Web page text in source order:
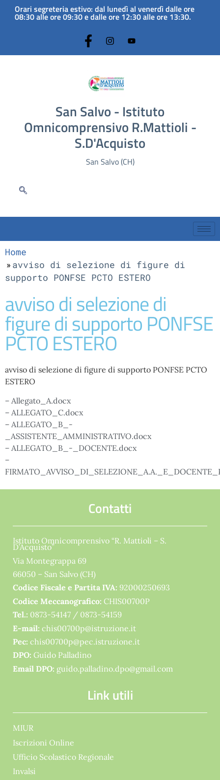
Orari segreteria estivo: dal lunedì al venerdì dalle ore
08:30 alle ore 09:30 e dalle ore 12:30 alle ore 13:30.
San Salvo - Istituto
Omnicomprensivo R.Mattioli -
S.D'Acquisto
San Salvo (CH)
Home
avviso di selezione di figure di
supporto PONFSE PCTO ESTERO
avviso di selezione di
figure di supporto PONFSE
PCTO ESTERO
avviso di selezione di figure di supporto PONFSE PCTO
ESTERO
– Allegato_A.docx
– ALLEGATO_C.docx
– ALLEGATO_B_-
_ASSISTENTE_AMMINISTRATIVO.docx
– ALLEGATO_B_-_DOCENTE.docx
–
Contatti
Istituto Omnicomprensivo “R. Mattioli – S.
D’Acquisto”
Via Montegrappa 69
66050 – San Salvo (CH)
Codice Fiscale e Partita IVA: 92000250693
Codice Meccanografico: CHIS00700P
Tel.: 0873-54147 / 0873-54159
E-mail: chis00700p@istruzione.it
Pec: chis00700p@pec.istruzione.it
DPO: Guido Palladino
Email DPO: guido.palladino.dpo@gmail.com
Link utili
MIUR
Iscrizioni Online
Ufficio Scolastico Regionale
Invalsi